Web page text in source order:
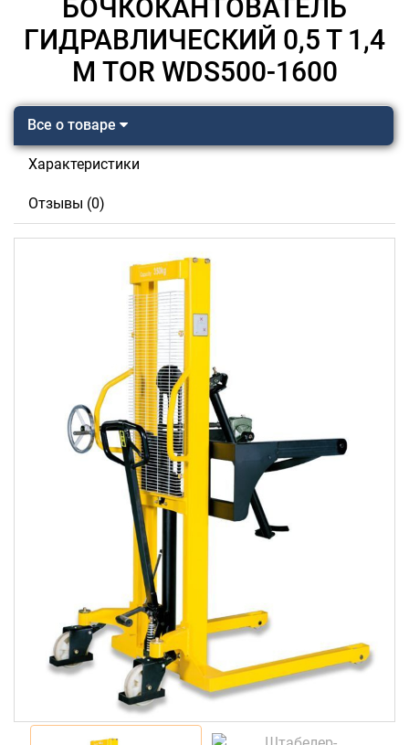
БОЧКОКАНТОВАТЕЛЬ
ГИДРАВЛИЧЕСКИЙ 0,5 Т 1,4
М TOR WDS500-1600
Все о товаре
Характеристики
Отзывы (0)